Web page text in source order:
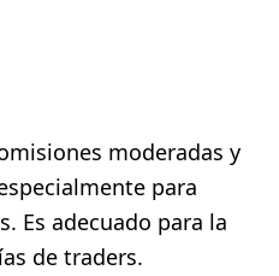
moderadas y
para
Es adecuado para la
de traders.